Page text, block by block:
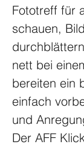
Fototreff für
schauen,
nett bei
bereiten ein
einfach
und
Der AFF